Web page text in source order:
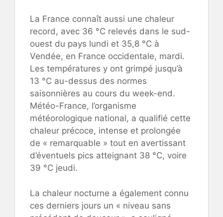
La France connaît aussi une chaleur
record, avec 36 °C relevés dans le sud-
ouest du pays lundi et 35,8 °C à
Vendée, en France occidentale, mardi.
Les températures y ont grimpé jusqu’à
13 °C au-dessus des normes
saisonnières au cours du week-end.
Météo-France, l’organisme
météorologique national, a qualifié cette
chaleur précoce, intense et prolongée
de « remarquable » tout en avertissant
d’éventuels pics atteignant 38 °C, voire
39 °C jeudi.
La chaleur nocturne a également connu
ces derniers jours un « niveau sans